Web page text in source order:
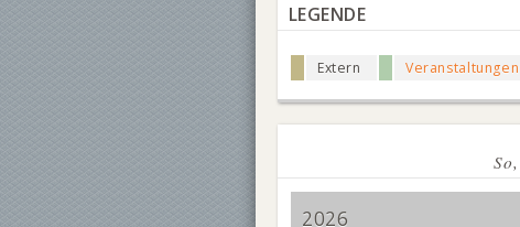
LEGENDE
Extern Veranstaltungen
2026